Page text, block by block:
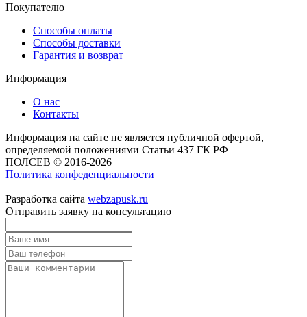
Покупателю
Способы оплаты
Способы доставки
Гарантия и возврат
Информация
О нас
Контакты
Информация на сайте не является публичной офертой,
определяемой положениями Статьи 437 ГК РФ
ПОЛСЕВ © 2016-2026
Политика конфеденциальности
Разработка сайта webzapusk.ru
Отправить заявку на консультацию